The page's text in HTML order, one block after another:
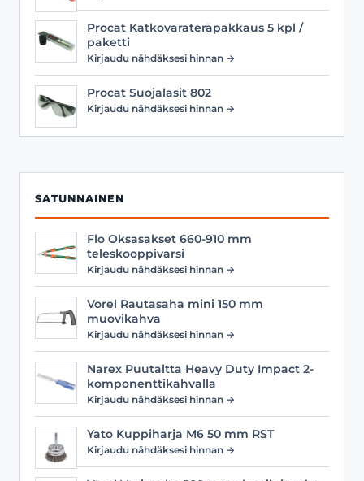
Procat Katkovarateräpakkaus 5 kpl /
paketti
Kirjaudu nähdäksesi hinnan →
Procat Suojalasit 802
Kirjaudu nähdäksesi hinnan →
SATUNNAINEN
Flo Oksasakset 660-910 mm
teleskooppivarsi
Kirjaudu nähdäksesi hinnan →
Vorel Rautasaha mini 150 mm
muovikahva
Kirjaudu nähdäksesi hinnan →
Narex Puutaltta Heavy Duty Impact 2-
komponenttikahvalla
Kirjaudu nähdäksesi hinnan →
Yato Kuppiharja M6 50 mm RST
Kirjaudu nähdäksesi hinnan →